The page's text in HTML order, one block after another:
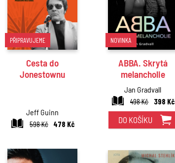
PŘIPRAVUJEME
Cesta do
Jonestownu
Jeff Guinn
598 Kč 478 Kč
NOVINKA
ABBA. Skrytá
melancholie
Jan Gradvall
498 Kč
398 Kč
DO KOŠÍKU